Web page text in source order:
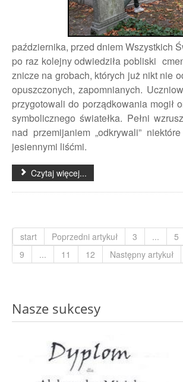
października, przed dniem Wszystkich
po raz kolejny odwiedziła pobliski
znicze na grobach, których już nikt nie
opuszczonych, zapomnianych.
przygotowali do porządkowania mogił
symbolicznego światełka. Pełni
nad przemijaniem „odkrywali”
jesiennymi liśćmi.
Czytaj więcej...
start Poprzedni artykuł 3 ... 5
9
... 11 12 Następny artykuł
Nasze sukcesy